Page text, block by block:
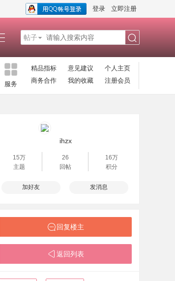
登录 立即注册
帖子
服务
精品指标 意见建议
个人主页
商务合作
我的收藏 注册会员
ihzx
15万
主题
26
回帖
16万
积分
加好友 发消息
回复楼主
返回列表